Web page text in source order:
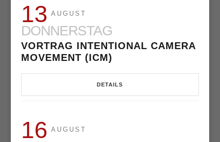
13 AUGUST
DONNERSTAG
VORTRAG INTENTIONAL CAMERA
MOVEMENT (ICM)
DETAILS
16 AUGUST